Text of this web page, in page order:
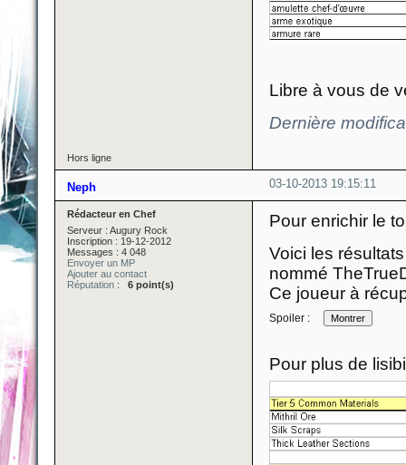
Libre à vous de
Dernière
Hors ligne
03-10-2013 19:15:11
Neph
Rédacteur en Chef
Serveur : Augury Rock
Inscription : 19-12-2012
Messages : 4 048
Envoyer un MP
Ajouter au contact
Réputation : 6 point(s)
Pour enrichir le
Voici les
nommé
Ce joueur à
Spoiler :
Pour plus de